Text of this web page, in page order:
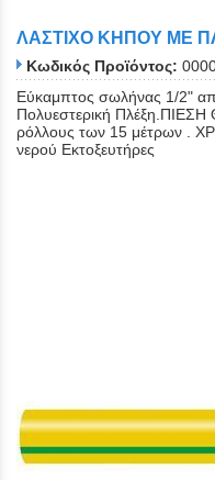
ΛΑΣΤΙΧΟ ΚΗΠΟΥ ΜΕ
Κωδικός Προϊόντος:
Εύκαμπτος σωλήνας 1/2"
Πολυεστερική
ρόλλους των 15 μέτρων .
νερού Εκτοξευτήρες